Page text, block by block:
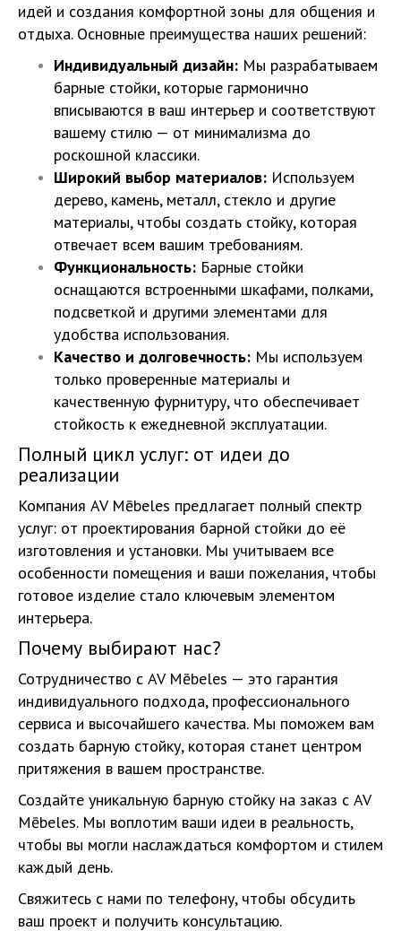
идей и создания комфортной зоны для общения и
отдыха. Основные преимущества наших решений:
Индивидуальный дизайн: Мы разрабатываем
барные стойки, которые гармонично
вписываются в ваш интерьер и соответствуют
вашему стилю — от минимализма до
роскошной классики.
Широкий выбор материалов: Используем
дерево, камень, металл, стекло и другие
материалы, чтобы создать стойку, которая
отвечает всем вашим требованиям.
Функциональность: Барные стойки
оснащаются встроенными шкафами, полками,
подсветкой и другими элементами для
удобства использования.
Качество и долговечность: Мы используем
только проверенные материалы и
качественную фурнитуру, что обеспечивает
стойкость к ежедневной эксплуатации.
Полный цикл услуг: от идеи до
реализации
Компания AV Mēbeles предлагает полный спектр
услуг: от проектирования барной стойки до её
изготовления и установки. Мы учитываем все
особенности помещения и ваши пожелания, чтобы
готовое изделие стало ключевым элементом
интерьера.
Почему выбирают нас?
Сотрудничество с AV Mēbeles — это гарантия
индивидуального подхода, профессионального
сервиса и высочайшего качества. Мы поможем вам
создать барную стойку, которая станет центром
притяжения в вашем пространстве.
Создайте уникальную барную стойку на заказ с AV
Mēbeles. Мы воплотим ваши идеи в реальность,
чтобы вы могли наслаждаться комфортом и стилем
каждый день.
Свяжитесь с нами по телефону, чтобы обсудить
ваш проект и получить консультацию.